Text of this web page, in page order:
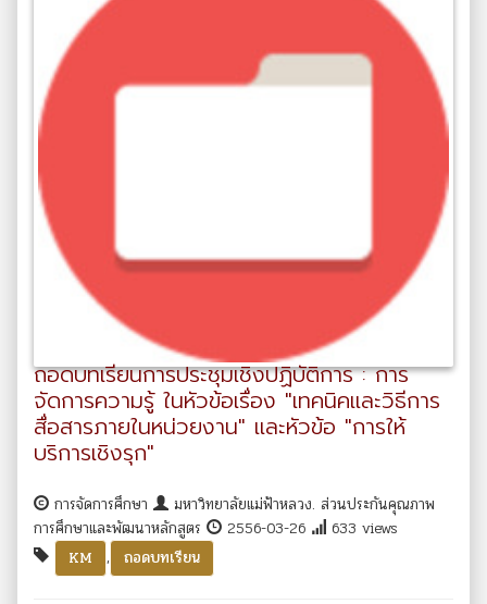
ถอดบทเรียนการประชุมเชิงปฏิบัติการ : การ
จัดการความรู้ ในหัวข้อเรื่อง "เทคนิคและวิธีการ
สื่อสารภายในหน่วยงาน" และหัวข้อ "การให้
บริการเชิงรุก"
การจัดการศึกษา
มหาวิทยาลัยแม่ฟ้าหลวง. ส่วนประกันคุณภาพ
การศึกษาและพัฒนาหลักสูตร
2556-03-26
633 views
KM
, ถอดบทเรียน